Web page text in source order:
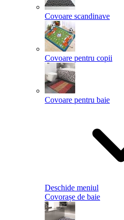
Covoare scandinave
Covoare pentru copii
Covoare pentru baie
Deschide meniul
Covorașe de baie